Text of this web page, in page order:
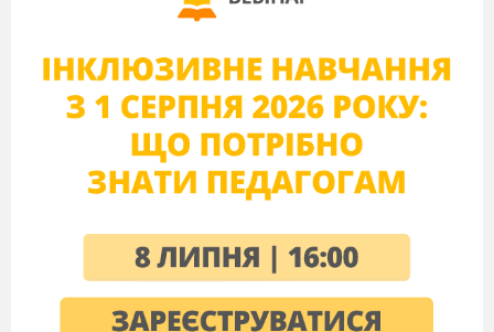
Обладнання: презентація, вислови, аудіозаписи пісень,
фортепіано, стрічки жовтого та блакитного кольорів для
дівчат у волосся, стрічки для хлопців для підперізування
жовтого і блакитного кольорів (для розрізнення